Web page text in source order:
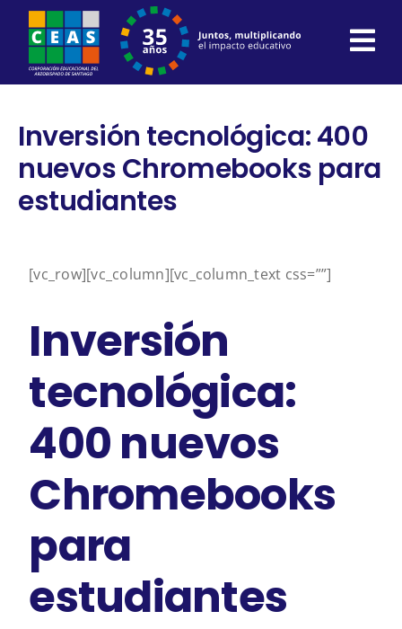
Inversión tecnológica: 400
nuevos Chromebooks para
estudiantes
[vc_row][vc_column][vc_column_text css=””]
Inversión
tecnológica:
400 nuevos
Chromebooks
para
estudiantes